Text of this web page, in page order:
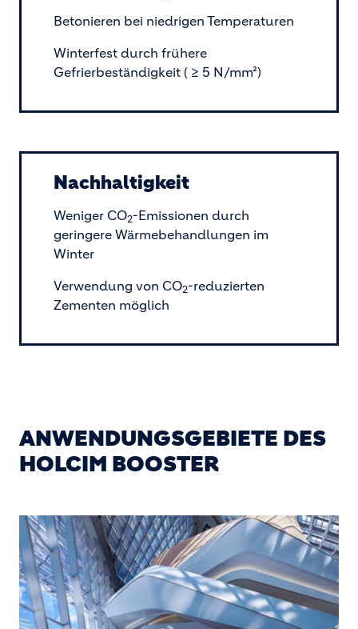
Betonieren bei niedrigen Temperaturen
Winterfest durch frühere
Gefrierbeständigkeit ( ≥ 5 N/mm²)
Nachhaltigkeit
Weniger CO2-Emissionen durch
geringere Wärmebehandlungen im
Winter
Verwendung von CO2-reduzierten
Zementen möglich
ANWENDUNGSGEBIETE DES
HOLCIM BOOSTER